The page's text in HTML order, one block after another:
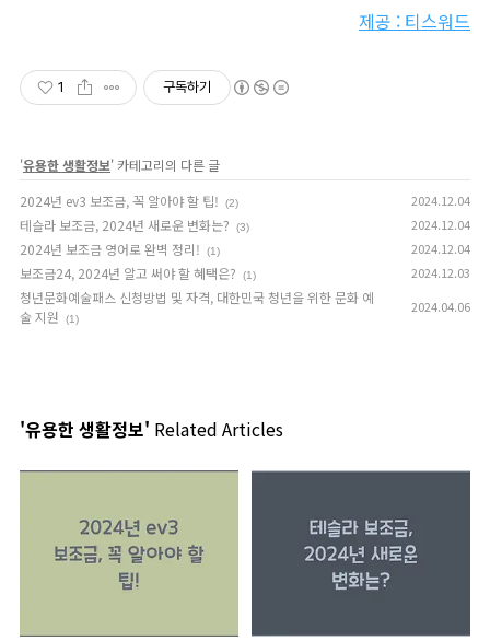
제공 : 티스워드
1 구독하기
'유용한 생활정보' 카테고리의 다른 글
2024년 ev3 보조금, 꼭 알아야 할 팁!
(2) 2024.12.04
테슬라 보조금, 2024년 새로운 변화는? (3) 2024.12.04
2024년 보조금 영어로 완벽 정리! (1) 2024.12.04
보조금24, 2024년 알고 써야 할 혜택은? (1) 2024.12.03
청년문화예술패스 신청방법 및 자격, 대한민국 청년을 위한 문화 예
술 지원
(1)
2024.04.06
'유용한 생활정보' Related Articles